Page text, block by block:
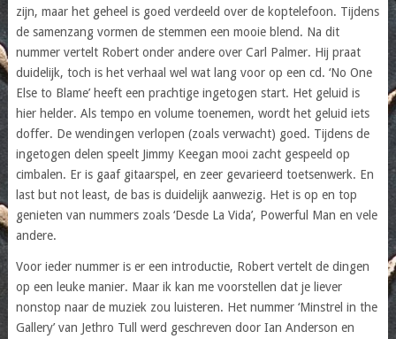
zijn, maar het geheel is goed verdeeld over de koptelefoon. Tijdens
de samenzang vormen de stemmen een mooie blend. Na dit
nummer vertelt Robert onder andere over Carl Palmer. Hij praat
duidelijk, toch is het verhaal wel wat lang voor op een cd. ‘No One
Else to Blame’ heeft een prachtige ingetogen start. Het geluid is
hier helder. Als tempo en volume toenemen, wordt het geluid iets
doffer. De wendingen verlopen (zoals verwacht) goed. Tijdens de
ingetogen delen speelt Jimmy Keegan mooi zacht gespeeld op
cimbalen. Er is gaaf gitaarspel, en zeer gevarieerd toetsenwerk. En
last but not least, de bas is duidelijk aanwezig. Het is op en top
genieten van nummers zoals ‘Desde La Vida’, Powerful Man en vele
andere.
Voor ieder nummer is er een introductie, Robert vertelt de dingen
op een leuke manier. Maar ik kan me voorstellen dat je liever
nonstop naar de muziek zou luisteren. Het nummer ‘Minstrel in the
Gallery’ van Jethro Tull werd geschreven door Ian Anderson en